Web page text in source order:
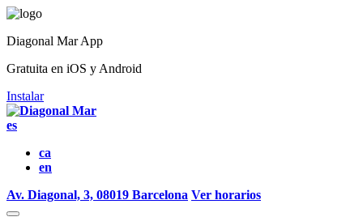
Diagonal Mar App
Gratuita en iOS y Android
Instalar
es
ca
en
Av. Diagonal, 3, 08019 Barcelona Ver horarios